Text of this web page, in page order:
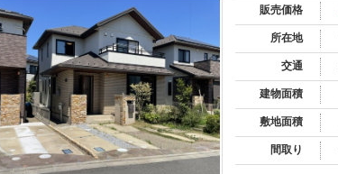
販売価格
所在地
交通
建物面積
敷地面積
間取り